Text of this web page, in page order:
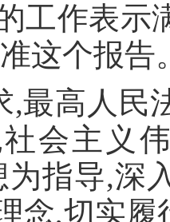
工作表示
这个报告
高人民
会主义
为指导,深
念,切实